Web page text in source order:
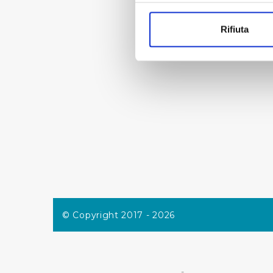
Identificare il tuo
digitali).
loro o che hanno raccolto
desiderati e le terze parti
Rifiuta
© Copyright 2017 - 2026